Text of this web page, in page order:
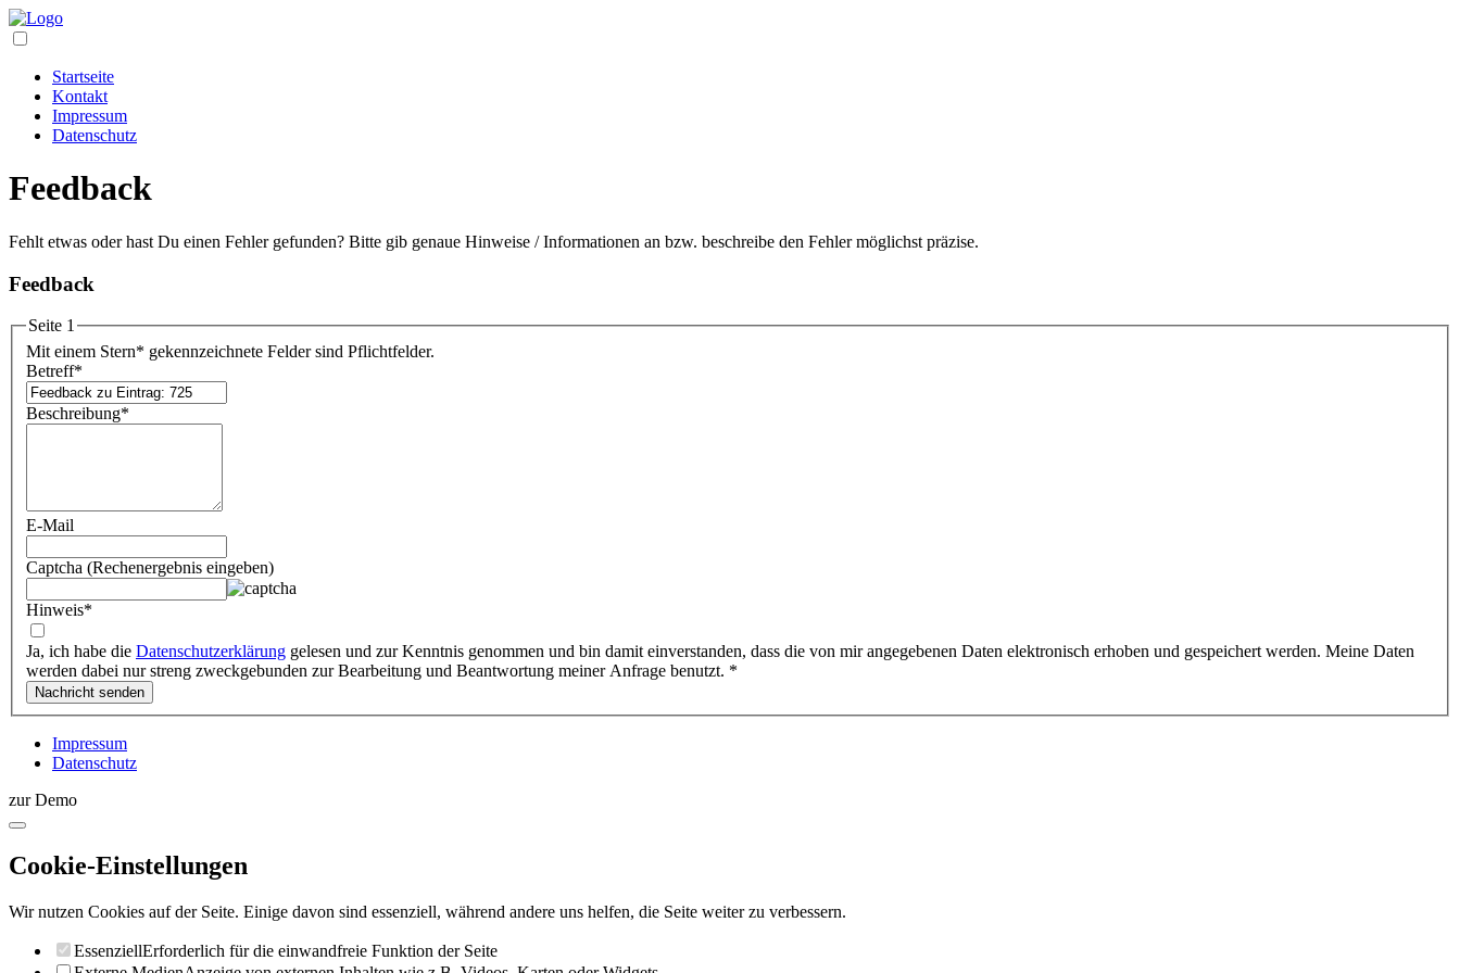
Startseite
Kontakt
Impressum
Datenschutz
Feedback
Fehlt etwas oder hast Du einen Fehler gefunden? Bitte gib genaue Hinweise / Informationen an bzw. beschreibe den Fehler möglichst präzise.
Feedback
Seite 1
Mit einem Stern* gekennzeichnete Felder sind Pflichtfelder.
Betreff*
Beschreibung*
E-Mail
Captcha (Rechenergebnis eingeben)
Hinweis*
Ja, ich habe die Datenschutzerklärung gelesen und zur Kenntnis genommen und bin damit einverstanden, dass die von mir angegebenen Daten elektronisch erhoben und gespeichert werden. Meine Daten
werden dabei nur streng zweckgebunden zur Bearbeitung und Beantwortung meiner Anfrage benutzt. *
Impressum
Datenschutz
zur Demo
Cookie-Einstellungen
Wir nutzen Cookies auf der Seite. Einige davon sind essenziell, während andere uns helfen, die Seite weiter zu verbessern.
EssenziellErforderlich für die einwandfreie Funktion der Seite